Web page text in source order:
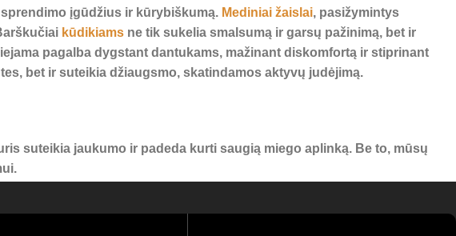
įgūdžius ir kūrybiškumą. Mediniai žaislai, pasižymintys
kūdikiams ne tik sukelia smalsumą ir garsų pažinimą, bet ir
pagalba dygstant dantukams, mažinant diskomfortą ir stiprinant
bet ir suteikia džiaugsmo, skatindamos aktyvų judėjimą.
suteikia jaukumo ir padeda kurti saugią miego aplinką. Be to, mūsų